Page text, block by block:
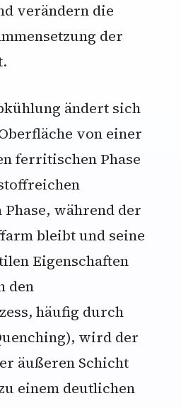
verändern die
der
ändert sich
von einer
ferritischen Phase
während der
bleibt und seine
Eigenschaften
den
häufig durch
wird der
äußeren Schicht
einem deutlichen